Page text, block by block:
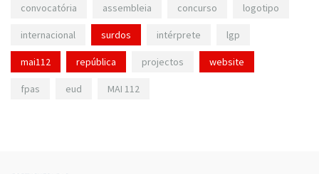
convocatória assembleia concurso logotipo
internacional surdos intérprete lgp
mai112 república projectos website
fpas eud MAI 112